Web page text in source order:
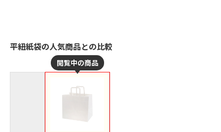
平紐紙袋の人気商品との比較